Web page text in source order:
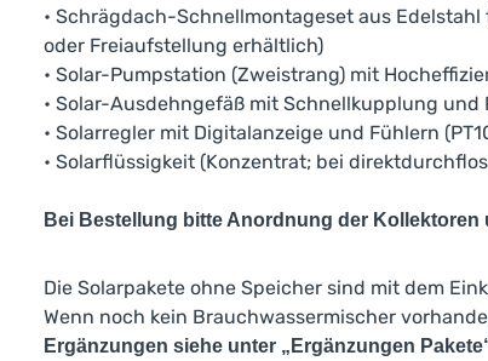
• Schrägdach-Schnellmontageset aus
oder Freiaufstellung erhältlich)
• Solar-Pumpstation (Zweistrang) mit
• Solar-Ausdehngefäß mit Schnellkupplung und
• Solarregler mit Digitalanzeige und Fühlern
• Solarflüssigkeit (Konzentrat; bei
Bei Bestellung bitte Anordnung der
Die Solarpakete ohne Speicher sind mit dem
Wenn noch kein Brauchwassermischer
Ergänzungen siehe unter „Ergänzungen